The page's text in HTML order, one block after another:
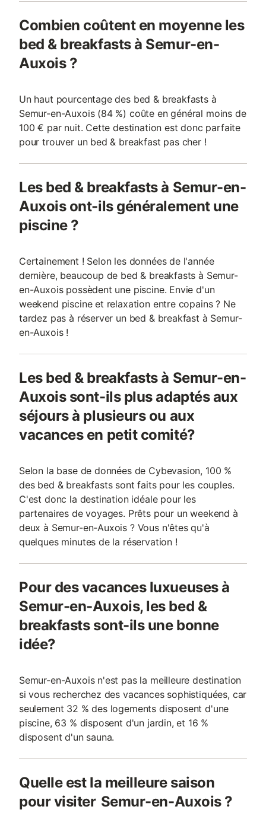
Combien coûtent en moyenne les
bed & breakfasts à Semur-en-
Auxois ?
Un haut pourcentage des bed & breakfasts à
Semur-en-Auxois (84 %) coûte en général moins de
100 € par nuit. Cette destination est donc parfaite
pour trouver un bed & breakfast pas cher !
Les bed & breakfasts à Semur-en-
Auxois ont-ils généralement une
piscine ?
Certainement ! Selon les données de l'année
dernière, beaucoup de bed & breakfasts à Semur-
en-Auxois possèdent une piscine. Envie d'un
weekend piscine et relaxation entre copains ? Ne
tardez pas à réserver un bed & breakfast à Semur-
en-Auxois !
Les bed & breakfasts à Semur-en-
Auxois sont-ils plus adaptés aux
séjours à plusieurs ou aux
vacances en petit comité?
Selon la base de données de Cybevasion, 100 %
des bed & breakfasts sont faits pour les couples.
C'est donc la destination idéale pour les
partenaires de voyages. Prêts pour un weekend à
deux à Semur-en-Auxois ? Vous n'êtes qu'à
quelques minutes de la réservation !
Pour des vacances luxueuses à
Semur-en-Auxois, les bed &
breakfasts sont-ils une bonne
idée?
Semur-en-Auxois n'est pas la meilleure destination
si vous recherchez des vacances sophistiquées, car
seulement 32 % des logements disposent d'une
piscine, 63 % disposent d'un jardin, et 16 %
disposent d'un sauna.
Quelle est la meilleure saison
pour visiter Semur-en-Auxois ?